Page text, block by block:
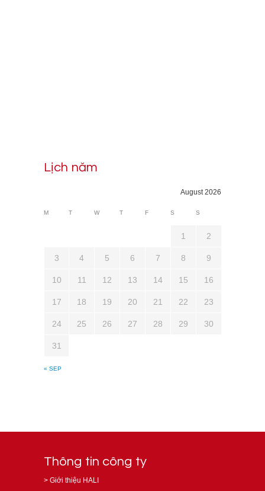
Lịch năm
August 2026
M T W T F S S
« SEP
1 2
3 4 5 6 7 8 9
10 11 12 13 14 15 16
17 18 19 20 21 22 23
24 25 26 27 28 29 30
31
Thông tin công ty
> Giới thiệu HALI